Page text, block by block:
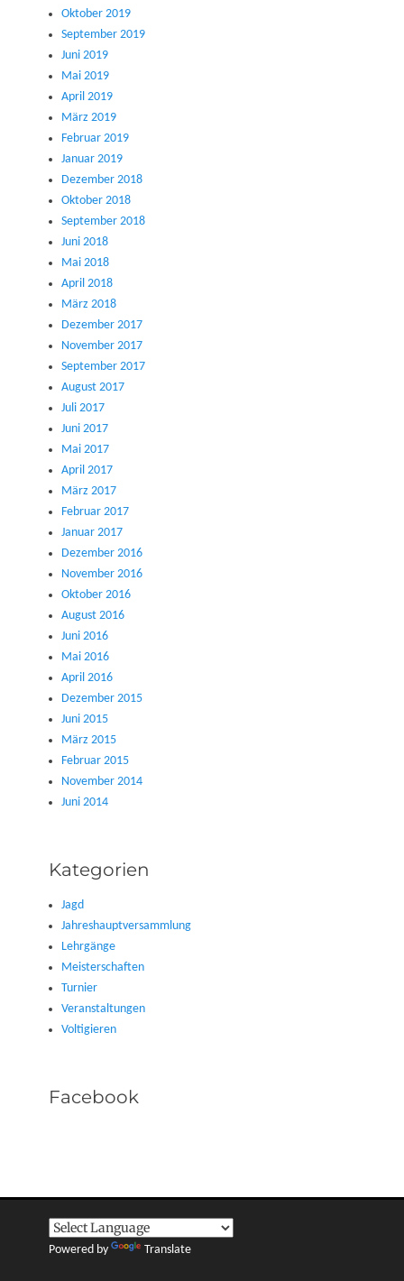
Oktober 2019
September 2019
Juni 2019
Mai 2019
April 2019
März 2019
Februar 2019
Januar 2019
Dezember 2018
Oktober 2018
September 2018
Juni 2018
Mai 2018
April 2018
März 2018
Dezember 2017
November 2017
September 2017
August 2017
Juli 2017
Juni 2017
Mai 2017
April 2017
März 2017
Februar 2017
Januar 2017
Dezember 2016
November 2016
Oktober 2016
August 2016
Juni 2016
Mai 2016
April 2016
Dezember 2015
Juni 2015
März 2015
Februar 2015
November 2014
Juni 2014
Kategorien
Jagd
Jahreshauptversammlung
Lehrgänge
Meisterschaften
Turnier
Veranstaltungen
Voltigieren
Facebook
Powered by Translate